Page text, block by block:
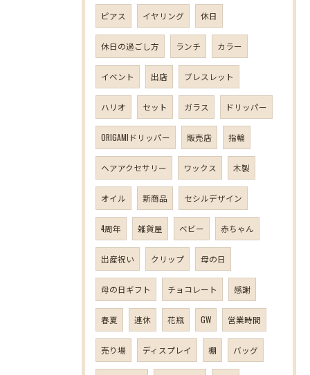
ピアス イヤリング 休日
休日の過ごし方 ランチ カラー
イベント 出店 ブレスレット
ハリオ セット ガラス ドリッパー
ORIGAMIドリッパー 販売店 指輪
ヘアアクセサリー ワックス 木製
オイル 新商品 セシルデザイン
4周年 雑貨屋 ベビー 赤ちゃん
出産祝い クリップ 母の日
母の日ギフト チョコレート 感謝
春夏 連休 花瓶 GW 営業時間
売り場 ディスプレイ 棚 バッグ